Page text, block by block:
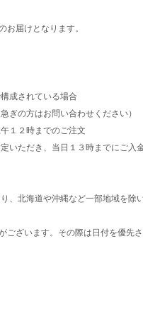
お届けとなります。
成されている場合
の方はお問い合わせください）
１２時までのご注文
ただき、当日１３時までにご入
、北海道や沖縄など一部地域を除
ございます。その際は日付を優先さ